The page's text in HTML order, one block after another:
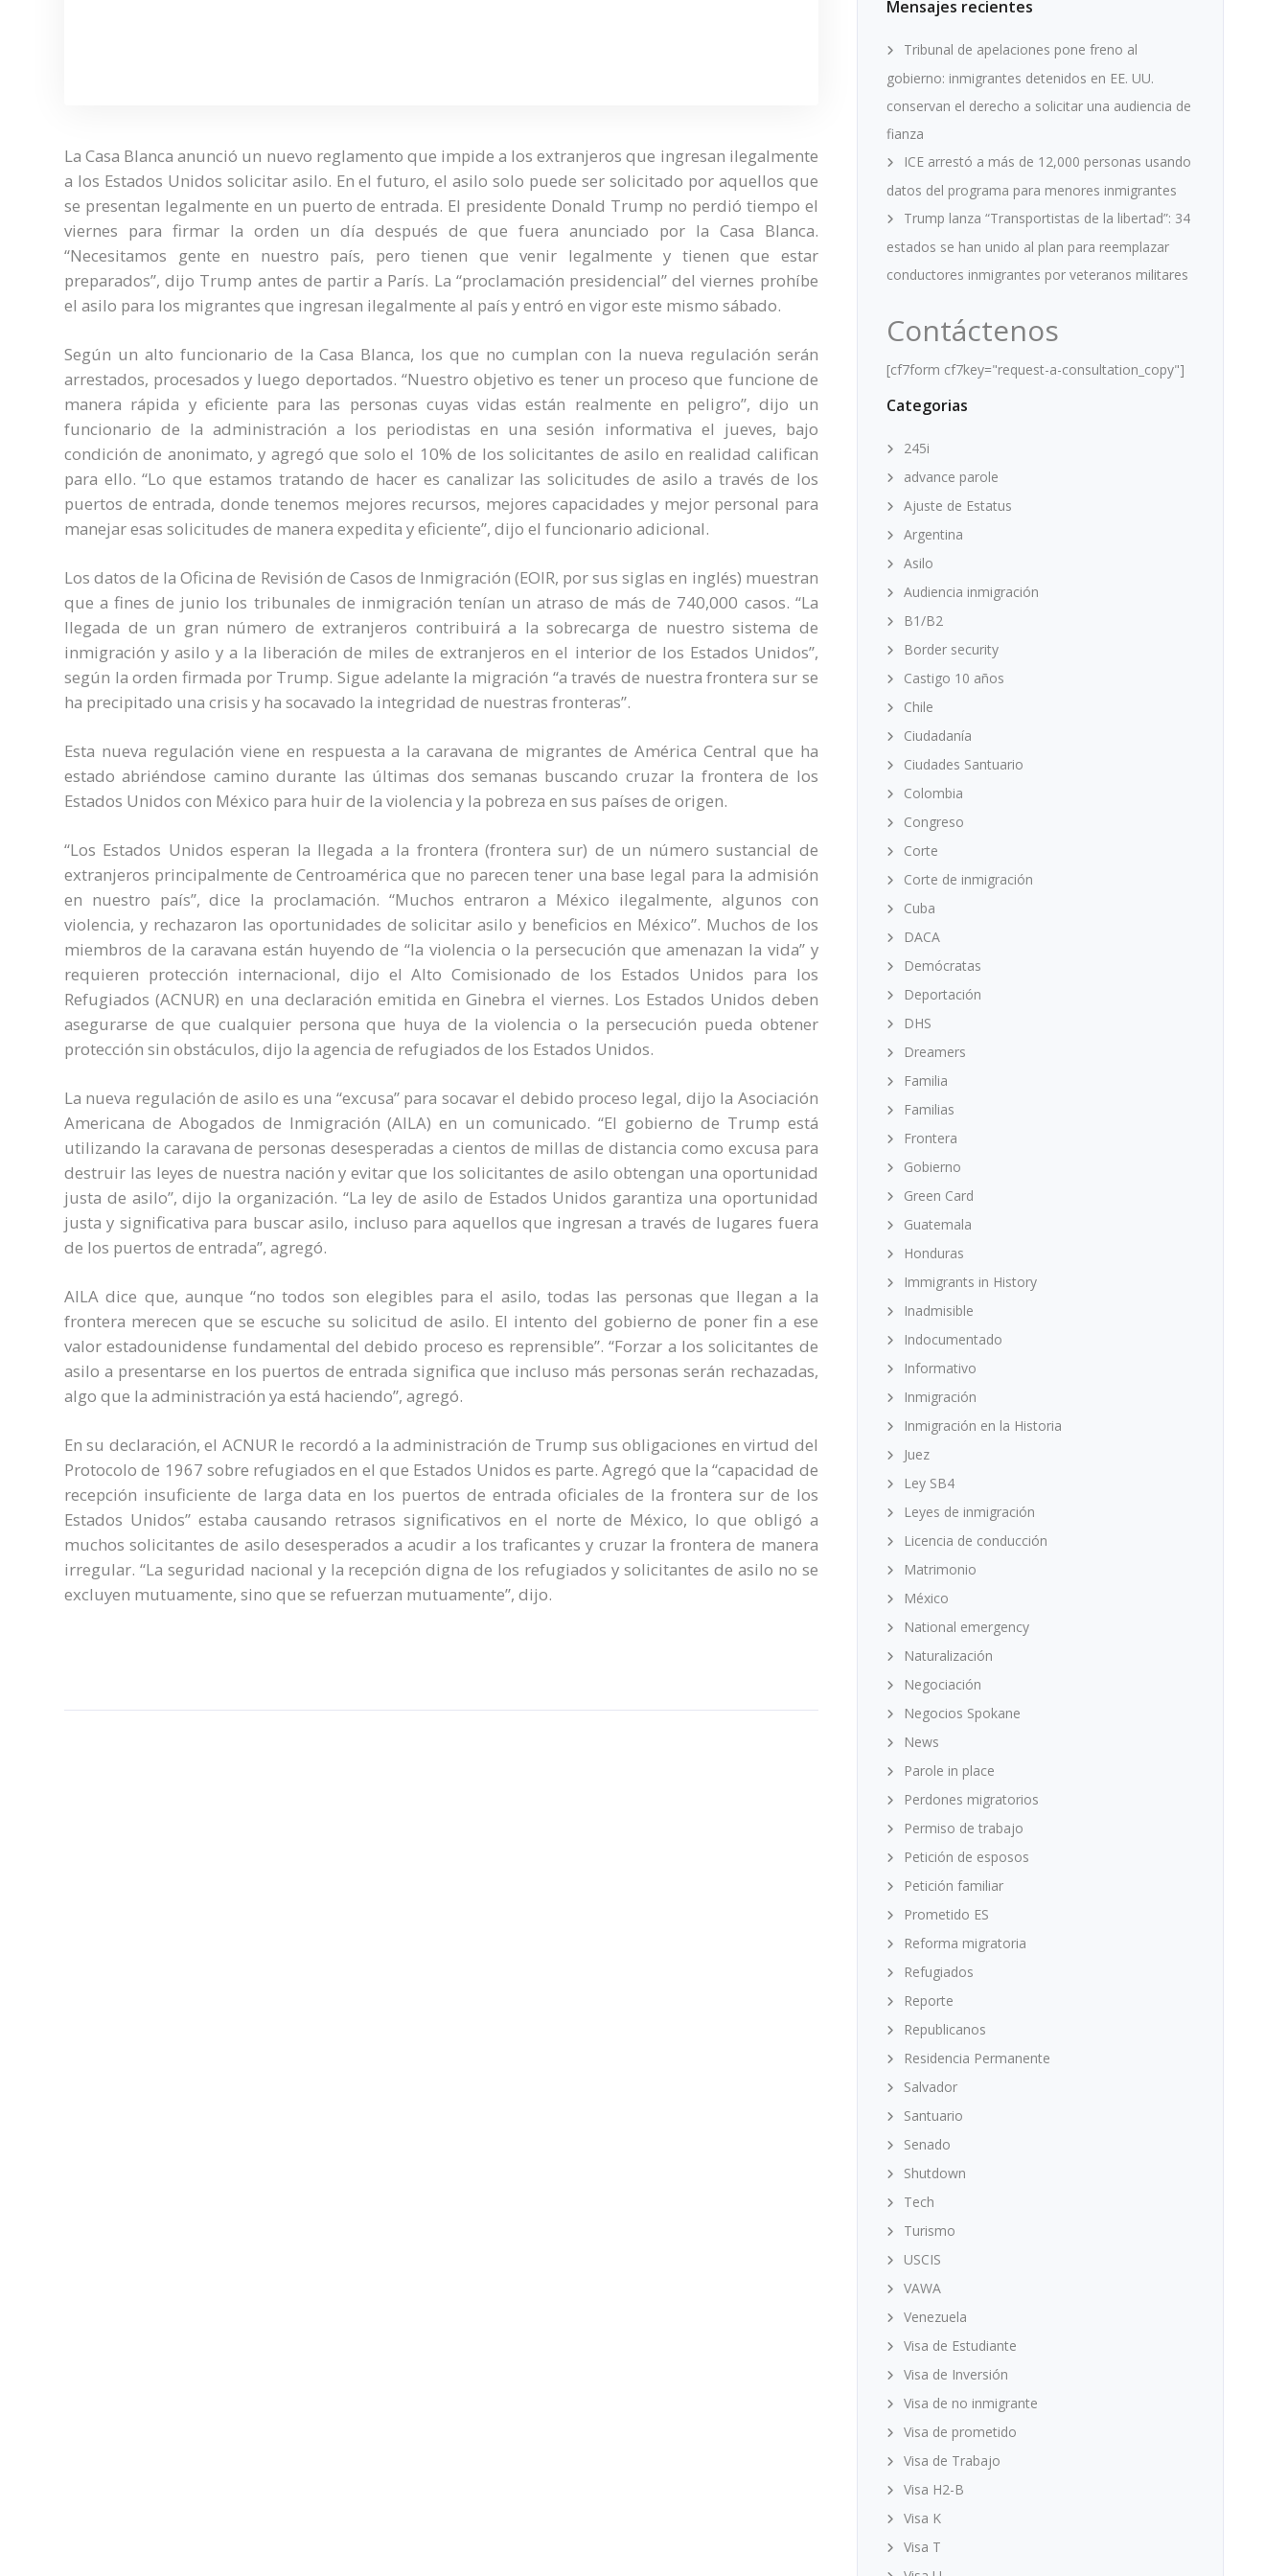
La Casa Blanca anunció un nuevo reglamento que impide a los extranjeros que ingresan ilegalmente
a los Estados Unidos solicitar asilo. En el futuro, el asilo solo puede ser solicitado por aquellos que
se presentan legalmente en un puerto de entrada. El presidente Donald Trump no perdió tiempo el
viernes para firmar la orden un día después de que fuera anunciado por la Casa Blanca.
“Necesitamos gente en nuestro país, pero tienen que venir legalmente y tienen que estar
preparados”, dijo Trump antes de partir a París. La “proclamación presidencial” del viernes prohíbe
el asilo para los migrantes que ingresan ilegalmente al país y entró en vigor este mismo sábado.
Según un alto funcionario de la Casa Blanca, los que no cumplan con la nueva regulación serán
arrestados, procesados y luego deportados. “Nuestro objetivo es tener un proceso que funcione de
manera rápida y eficiente para las personas cuyas vidas están realmente en peligro”, dijo un
funcionario de la administración a los periodistas en una sesión informativa el jueves, bajo
condición de anonimato, y agregó que solo el 10% de los solicitantes de asilo en realidad califican
para ello. “Lo que estamos tratando de hacer es canalizar las solicitudes de asilo a través de los
puertos de entrada, donde tenemos mejores recursos, mejores capacidades y mejor personal para
manejar esas solicitudes de manera expedita y eficiente”, dijo el funcionario adicional.
Los datos de la Oficina de Revisión de Casos de Inmigración (EOIR, por sus siglas en inglés) muestran
que a fines de junio los tribunales de inmigración tenían un atraso de más de 740,000 casos. “La
llegada de un gran número de extranjeros contribuirá a la sobrecarga de nuestro sistema de
inmigración y asilo y a la liberación de miles de extranjeros en el interior de los Estados Unidos”,
según la orden firmada por Trump. Sigue adelante la migración “a través de nuestra frontera sur se
ha precipitado una crisis y ha socavado la integridad de nuestras fronteras”.
Esta nueva regulación viene en respuesta a la caravana de migrantes de América Central que ha
estado abriéndose camino durante las últimas dos semanas buscando cruzar la frontera de los
Estados Unidos con México para huir de la violencia y la pobreza en sus países de origen.
“Los Estados Unidos esperan la llegada a la frontera (frontera sur) de un número sustancial de
extranjeros principalmente de Centroamérica que no parecen tener una base legal para la admisión
en nuestro país”, dice la proclamación. “Muchos entraron a México ilegalmente, algunos con
violencia, y rechazaron las oportunidades de solicitar asilo y beneficios en México”. Muchos de los
miembros de la caravana están huyendo de “la violencia o la persecución que amenazan la vida” y
requieren protección internacional, dijo el Alto Comisionado de los Estados Unidos para los
Refugiados (ACNUR) en una declaración emitida en Ginebra el viernes. Los Estados Unidos deben
asegurarse de que cualquier persona que huya de la violencia o la persecución pueda obtener
protección sin obstáculos, dijo la agencia de refugiados de los Estados Unidos.
La nueva regulación de asilo es una “excusa” para socavar el debido proceso legal, dijo la Asociación
Americana de Abogados de Inmigración (AILA) en un comunicado. “El gobierno de Trump está
utilizando la caravana de personas desesperadas a cientos de millas de distancia como excusa para
destruir las leyes de nuestra nación y evitar que los solicitantes de asilo obtengan una oportunidad
justa de asilo”, dijo la organización. “La ley de asilo de Estados Unidos garantiza una oportunidad
justa y significativa para buscar asilo, incluso para aquellos que ingresan a través de lugares fuera
de los puertos de entrada”, agregó.
AILA dice que, aunque “no todos son elegibles para el asilo, todas las personas que llegan a la
frontera merecen que se escuche su solicitud de asilo. El intento del gobierno de poner fin a ese
valor estadounidense fundamental del debido proceso es reprensible”. “Forzar a los solicitantes de
asilo a presentarse en los puertos de entrada significa que incluso más personas serán rechazadas,
algo que la administración ya está haciendo”, agregó.
En su declaración, el ACNUR le recordó a la administración de Trump sus obligaciones en virtud del
Protocolo de 1967 sobre refugiados en el que Estados Unidos es parte. Agregó que la “capacidad de
recepción insuficiente de larga data en los puertos de entrada oficiales de la frontera sur de los
Estados Unidos” estaba causando retrasos significativos en el norte de México, lo que obligó a
muchos solicitantes de asilo desesperados a acudir a los traficantes y cruzar la frontera de manera
irregular. “La seguridad nacional y la recepción digna de los refugiados y solicitantes de asilo no se
excluyen mutuamente, sino que se refuerzan mutuamente”, dijo.
Mensajes recientes
Tribunal de apelaciones pone freno al
gobierno: inmigrantes detenidos en EE. UU.
conservan el derecho a solicitar una audiencia de
fianza
ICE arrestó a más de 12,000 personas usando
datos del programa para menores inmigrantes
Trump lanza “Transportistas de la libertad”: 34
estados se han unido al plan para reemplazar
conductores inmigrantes por veteranos militares
Contáctenos
[cf7form cf7key="request-a-consultation_copy"]
Categorias
245i
advance parole
Ajuste de Estatus
Argentina
Asilo
Audiencia inmigración
B1/B2
Border security
Castigo 10 años
Chile
Ciudadanía
Ciudades Santuario
Colombia
Congreso
Corte
Corte de inmigración
Cuba
DACA
Demócratas
Deportación
DHS
Dreamers
Familia
Familias
Frontera
Gobierno
Green Card
Guatemala
Honduras
Immigrants in History
Inadmisible
Indocumentado
Informativo
Inmigración
Inmigración en la Historia
Juez
Ley SB4
Leyes de inmigración
Licencia de conducción
Matrimonio
México
National emergency
Naturalización
Negociación
Negocios Spokane
News
Parole in place
Perdones migratorios
Permiso de trabajo
Petición de esposos
Petición familiar
Prometido ES
Reforma migratoria
Refugiados
Reporte
Republicanos
Residencia Permanente
Salvador
Santuario
Senado
Shutdown
Tech
Turismo
USCIS
VAWA
Venezuela
Visa de Estudiante
Visa de Inversión
Visa de no inmigrante
Visa de prometido
Visa de Trabajo
Visa H2-B
Visa K
Visa T